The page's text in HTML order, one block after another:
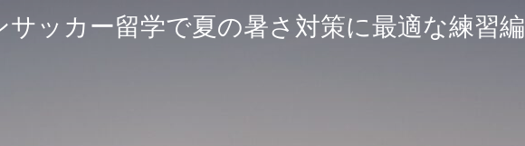
サッカー留学で夏の暑さ対策に最適な練習編